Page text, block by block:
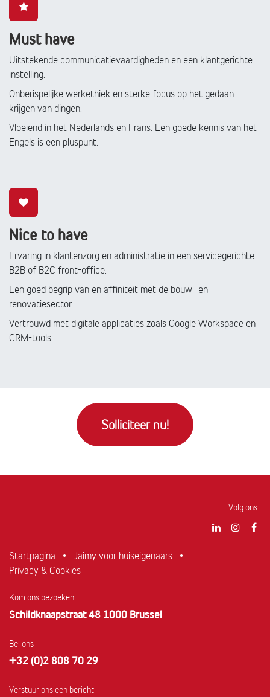
Must have
Uitstekende communicatievaardigheden en een klantgerichte
instelling.
Onberispelijke werkethiek en sterke focus op het gedaan
krijgen van dingen.
Vloeiend in het Nederlands en Frans. Een goede kennis van het
Engels is een pluspunt.
Nice to have
Ervaring in klantenzorg en administratie in een servicegerichte
B2B of B2C front-office.
Een goed begrip van en affiniteit met de bouw- en
renovatiesector.
Vertrouwd met digitale applicaties zoals Google Workspace en
CRM-tools.
Solliciteer nu!
Volg ons
Startpagina • Jaimy voor huiseigenaars
•
Privacy & Cookies
Kom ons bezoeken
Schildknaapstraat 48 1000 Brussel
Bel ons
+32 (0)2 808 70 29
Verstuur ons een bericht